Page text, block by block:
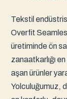
Tekstil
Overfit
üretiminde ön
zanaatkarlığı
aşan ürünler
Yolculuğumuz,